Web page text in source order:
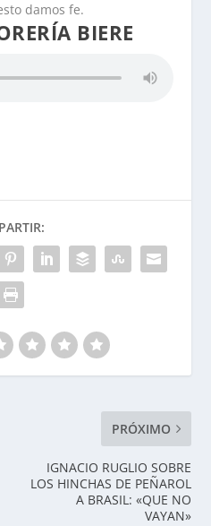
damos fe.
BIERE
PRÓXIMO
IGNACIO RUGLIO SOBRE
LOS HINCHAS DE PEÑAROL
A BRASIL: «QUE NO
VAYAN»